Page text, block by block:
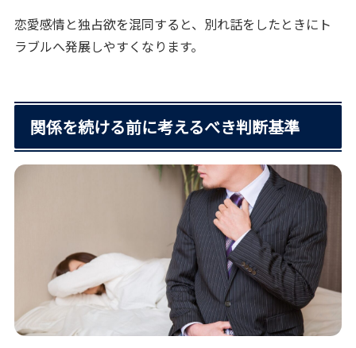
恋愛感情と独占欲を混同すると、別れ話をしたときにト
ラブルへ発展しやすくなります。
関係を続ける前に考えるべき判断基準